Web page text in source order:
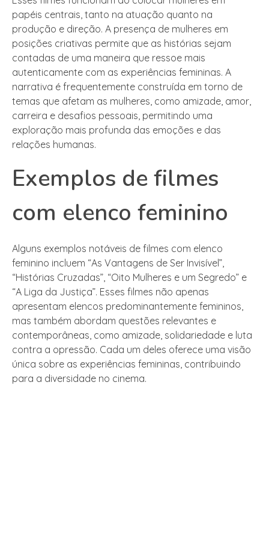
papéis centrais, tanto na atuação quanto na
produção e direção. A presença de mulheres em
posições criativas permite que as histórias sejam
contadas de uma maneira que ressoe mais
autenticamente com as experiências femininas. A
narrativa é frequentemente construída em torno de
temas que afetam as mulheres, como amizade, amor,
carreira e desafios pessoais, permitindo uma
exploração mais profunda das emoções e das
relações humanas.
Exemplos de filmes
com elenco feminino
Alguns exemplos notáveis de filmes com elenco
feminino incluem “As Vantagens de Ser Invisível”,
“Histórias Cruzadas”, “Oito Mulheres e um Segredo” e
“A Liga da Justiça”. Esses filmes não apenas
apresentam elencos predominantemente femininos,
mas também abordam questões relevantes e
contemporâneas, como amizade, solidariedade e luta
contra a opressão. Cada um deles oferece uma visão
única sobre as experiências femininas, contribuindo
para a diversidade no cinema.